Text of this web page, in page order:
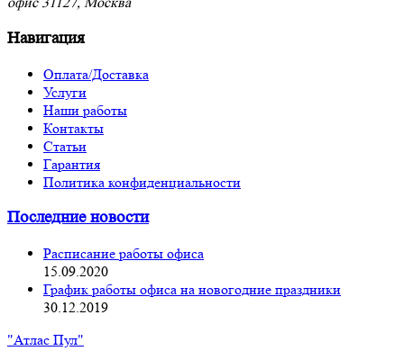
Навигация
Оплата/Доставка
Услуги
Наши работы
Контакты
Статьи
Гарантия
Политика конфиденциальности
Последние новости
Расписание работы офиса
15.09.2020
График работы офиса на новогодние праздники
30.12.2019
"Атлас Пул"